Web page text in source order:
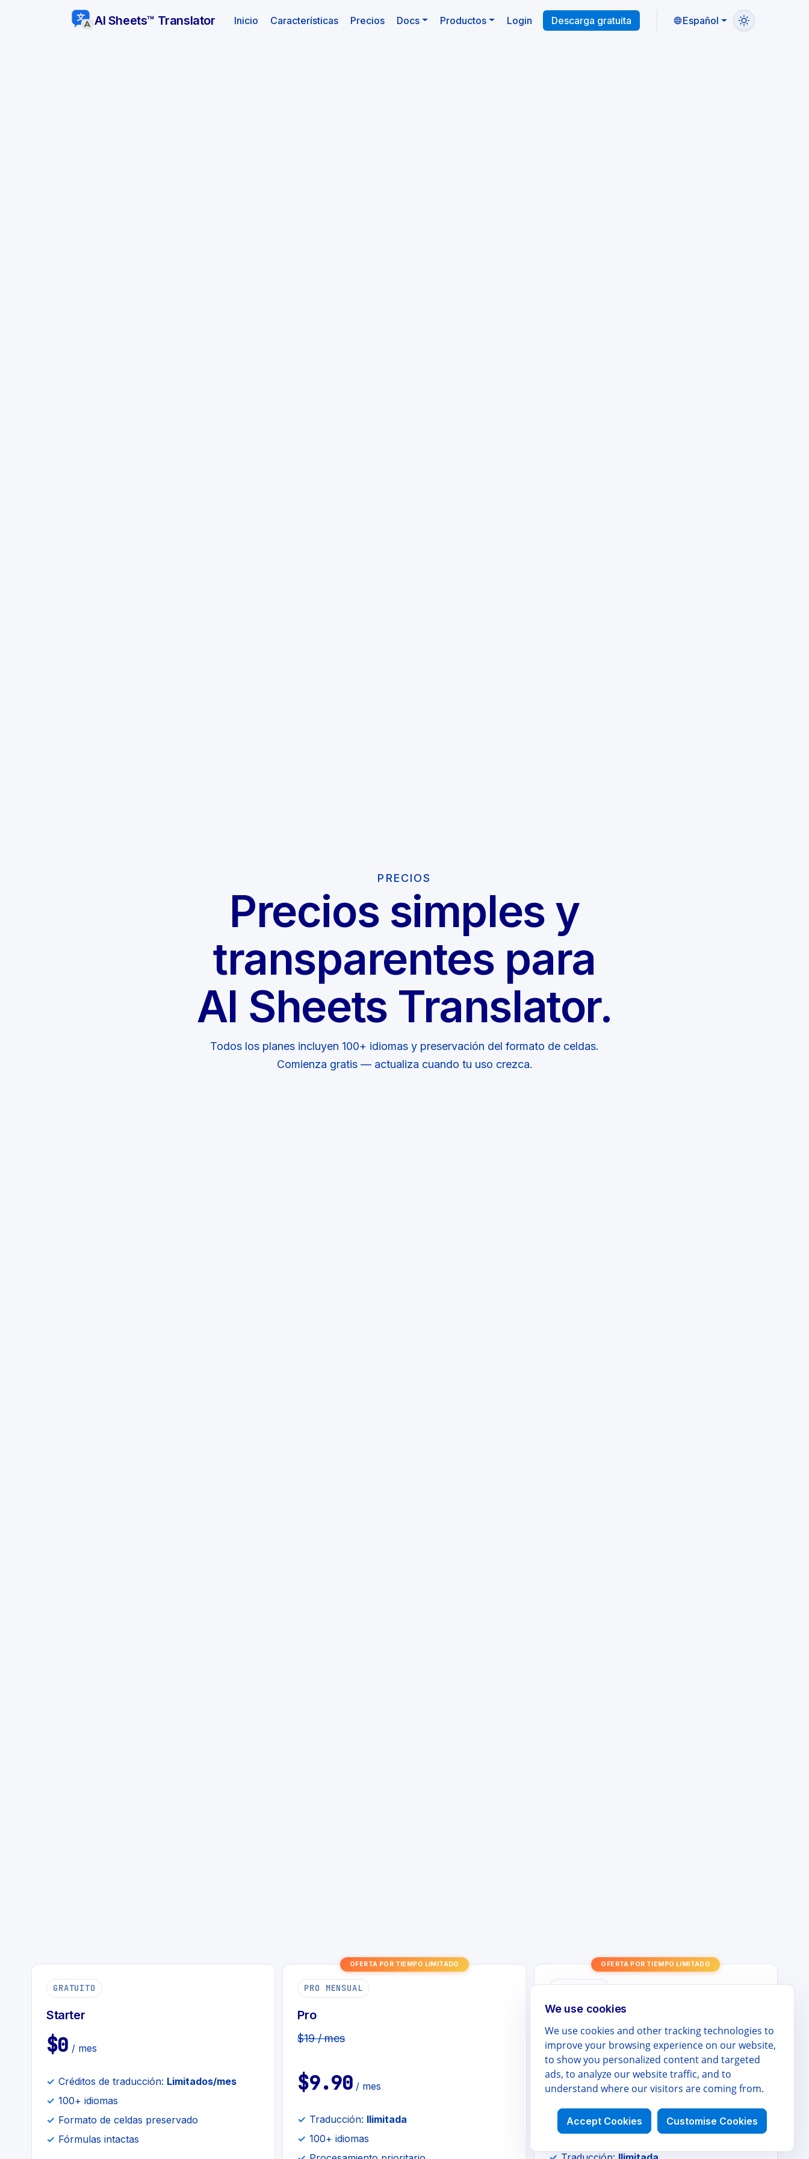
AI Sheets™ Translator Inicio (actual)
Características Precios Docs Productos Login Descarga gratuita Español
PRECIOS
Precios simples y
transparentes para
AI Sheets Translator.
Todos los planes incluyen 100+ idiomas y preservación del formato de celdas.
Comienza gratis — actualiza cuando tu uso crezca.
GRATUITO
Starter
$0 / mes
Créditos de traducción: Limitados/mes
100+ idiomas
Formato de celdas preservado
Fórmulas intactas
OFERTA POR TIEMPO LIMITADO
PRO MENSUAL
Pro
$19 / mes
$9.90 / mes
Traducción: Ilimitada
100+ idiomas
OFERTA POR TIEMPO LIMITADO
PRO ANUAL
Pro (Anual)
$99 / año
$49.9 / año
Ahorra $68.9 vs mensual
We use cookies
We use cookies and other tracking technologies to
improve your browsing experience on our website,
to show you personalized content and targeted
ads, to analyze our website traffic, and to
understand where our visitors are coming from.
Accept Cookies Customise Cookies